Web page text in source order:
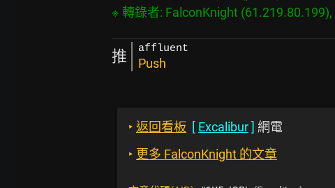
推 affluent
Push
‣ 返回看板 [ Excalibur] 網電
‣ 更多 FalconKnight 的文章